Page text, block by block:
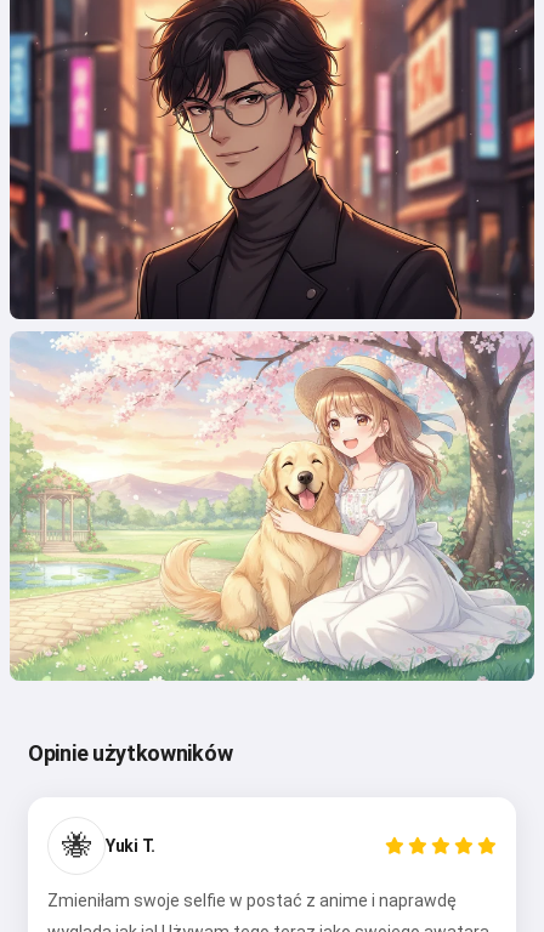
Opinie użytkowników
🐝 Yuki T.
Zmieniłam swoje selfie w postać z anime i naprawdę